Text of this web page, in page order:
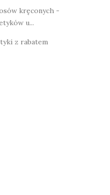
kręconych -
u...
z rabatem